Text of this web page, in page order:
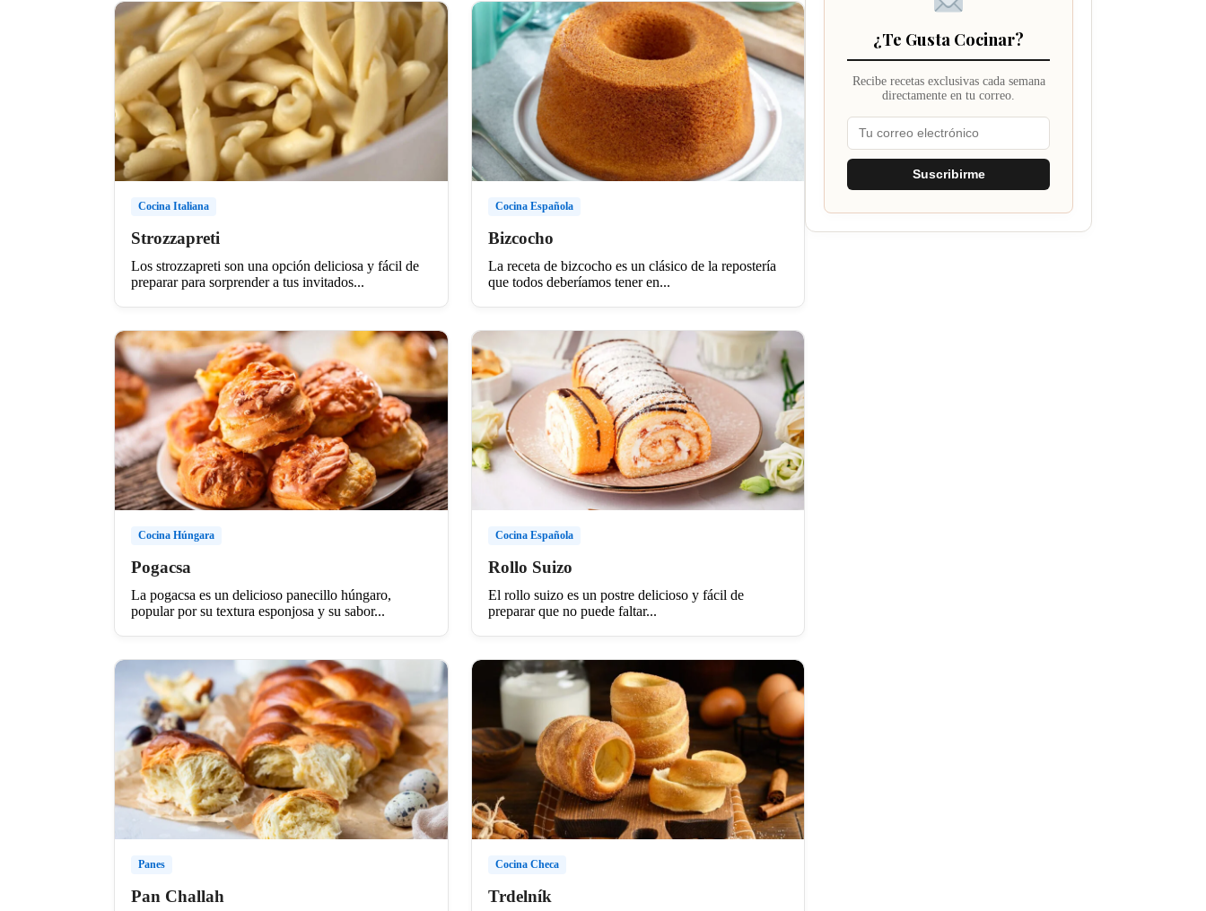
Cocina Italiana
Strozzapreti
Los strozzapreti son una opción deliciosa y fácil de
preparar para sorprender a tus invitados...
Cocina Española
Bizcocho
La receta de bizcocho es un clásico de la repostería
que todos deberíamos tener en...
Cocina Húngara
Pogacsa
La pogacsa es un delicioso panecillo húngaro,
popular por su textura esponjosa y su sabor...
Cocina Española
Rollo Suizo
El rollo suizo es un postre delicioso y fácil de
preparar que no puede faltar...
Panes
Pan Challah
Cocina Checa
Trdelník
¿Te Gusta Cocinar?
Recibe recetas exclusivas cada semana
directamente en tu correo.
Suscribirme